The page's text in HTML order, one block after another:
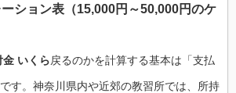
ション表（15,000円～50,000円のケ
いくら戻るのかを計算する基本は「支払
す。神奈川県内や近郊の教習所では、所持